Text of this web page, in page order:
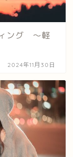
ング ～軽
2024年11月30日